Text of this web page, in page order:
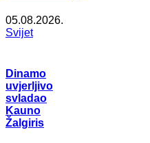
05.08.2026.
Svijet
Dinamo
uvjerljivo
svladao
Kauno
Žalgiris